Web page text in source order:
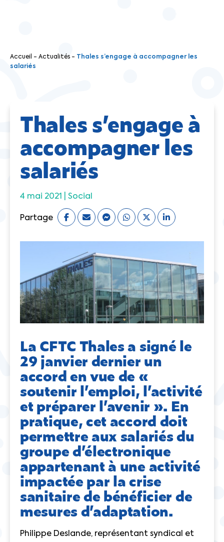
Accueil - Actualités - Thales s’engage à accompagner les
salariés
Thales s’engage à
accompagner les
salariés
4 mai 2021 | Social
Partage
La CFTC Thales a signé le
29 janvier dernier un
accord en vue de «
soutenir l’emploi, l’activité
et préparer l’avenir ». En
pratique, cet accord doit
permettre aux salariés du
groupe d’électronique
appartenant à une activité
impactée par la crise
sanitaire de bénéficier de
mesures d’adaptation.
Philippe Deslande, représentant syndical et